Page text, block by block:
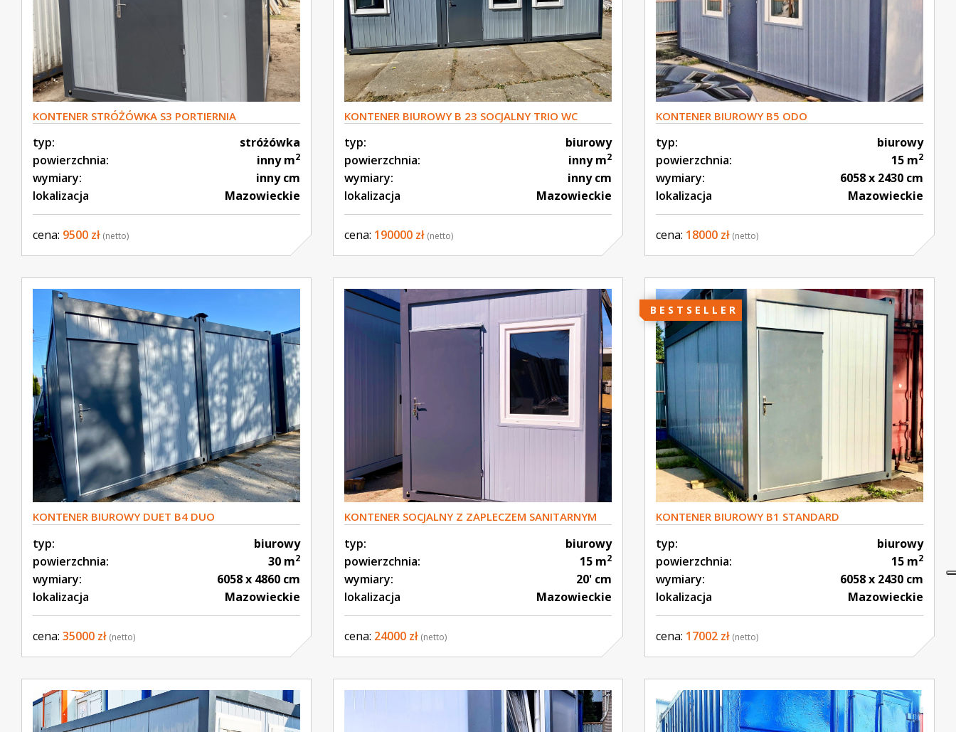
KONTENER STRÓŻÓWKA S3 PORTIERNIA
WARTOWNIA
typ:
stróżówka
powierzchnia:
inny m2
wymiary:
inny cm
lokalizacja
Mazowieckie
cena: 9500 zł (netto)
KONTENER BIUROWY B 23 SOCJALNY TRIO WC
PRYSZNIC 45 M2
typ:
biurowy
powierzchnia:
inny m2
wymiary:
inny cm
lokalizacja
Mazowieckie
cena: 190000 zł (netto)
KONTENER BIUROWY B5 ODO
typ:
biurowy
powierzchnia:
15 m2
wymiary:
6058 x 2430 cm
lokalizacja
Mazowieckie
cena: 18000 zł (netto)
KONTENER BIUROWY DUET B4 DUO
typ:
biurowy
powierzchnia:
30 m2
wymiary:
6058 x 4860 cm
lokalizacja
Mazowieckie
cena: 35000 zł (netto)
KONTENER SOCJALNY Z ZAPLECZEM SANITARNYM
typ:
biurowy
powierzchnia:
15 m2
wymiary:
20' cm
lokalizacja
Mazowieckie
cena: 24000 zł (netto)
BESTSELLER
KONTENER BIUROWY B1 STANDARD
typ:
biurowy
powierzchnia:
15 m2
wymiary:
6058 x 2430 cm
lokalizacja
Mazowieckie
cena: 17002 zł (netto)